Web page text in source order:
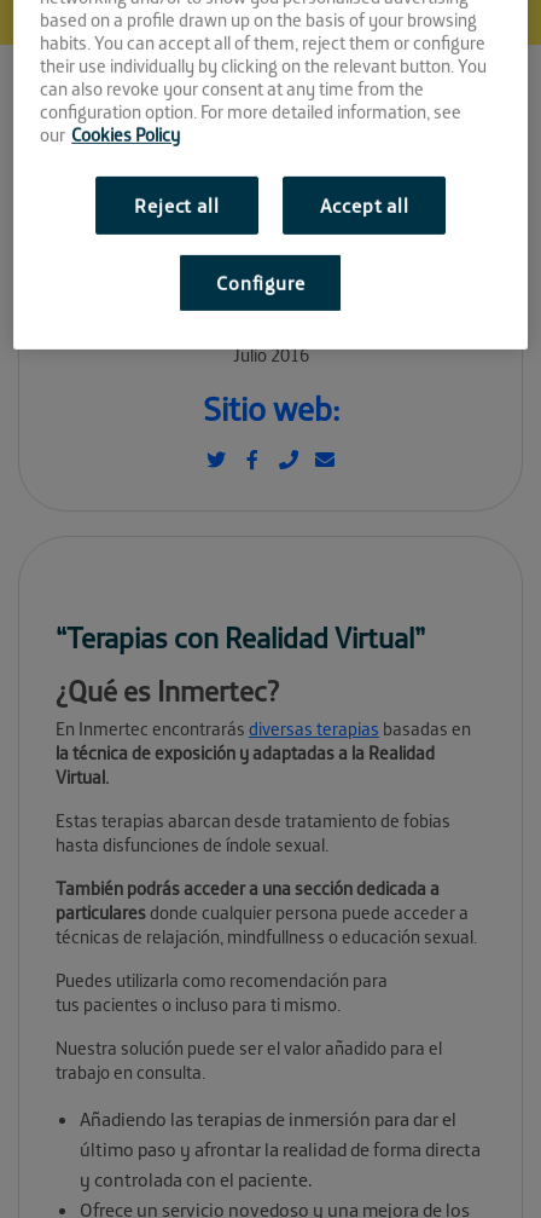
Inmertec
Espacio:
LA FAROLA
Convocatoria:
Julio 2016
Sitio web:
“Terapias con Realidad Virtual”
¿Qué es Inmertec?
En Inmertec encontrarás diversas terapias basadas en
la técnica de exposición y adaptadas a la Realidad
Virtual.
Estas terapias abarcan desde tratamiento de fobias
hasta disfunciones de índole sexual.
También podrás acceder a una sección dedicada a
particularesdonde cualquier persona puede acceder a
técnicas de relajación, mindfullness o educación sexual.
Puedes utilizarla como recomendación para
tus pacientes o incluso para ti mismo.
Nuestra solución puede ser el valor añadido para el
trabajo en consulta.
Añadiendo las terapias de inmersión para dar el
último paso y afrontar la realidad de forma directa
y controlada con el paciente.
Ofrece un servicio novedoso y una mejora de los
based on a profile drawn up on the basis of your browsing
habits. You can accept all of them, reject them or configure
their use individually by clicking on the relevant button. You
can also revoke your consent at any time from the
configuration option. For more detailed information, see
our Cookies Policy
Reject all Accept all
Configure